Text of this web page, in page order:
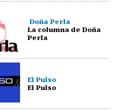
Doña Perla
La columna de Doña
Perla
El Pulso
El Pulso